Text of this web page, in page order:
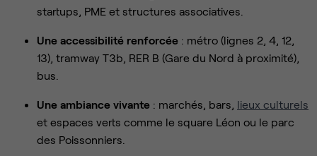
startups, PME et structures associatives.
Une accessibilité renforcée : métro (lignes 2, 4, 12,
13), tramway T3b, RER B (Gare du Nord à proximité),
bus.
Une ambiance vivante : marchés, bars, lieux culturels
et espaces verts comme le square Léon ou le parc
des Poissonniers.